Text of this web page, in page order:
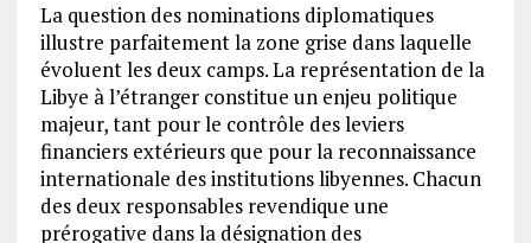
La question des nominations diplomatiques
illustre parfaitement la zone grise dans laquelle
évoluent les deux camps. La représentation de la
Libye à l’étranger constitue un enjeu politique
majeur, tant pour le contrôle des leviers
financiers extérieurs que pour la reconnaissance
internationale des institutions libyennes. Chacun
des deux responsables revendique une
prérogative dans la désignation des